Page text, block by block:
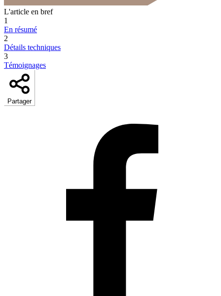
L'article en bref
1
En résumé
2
Détails techniques
3
Témoignages
Partager